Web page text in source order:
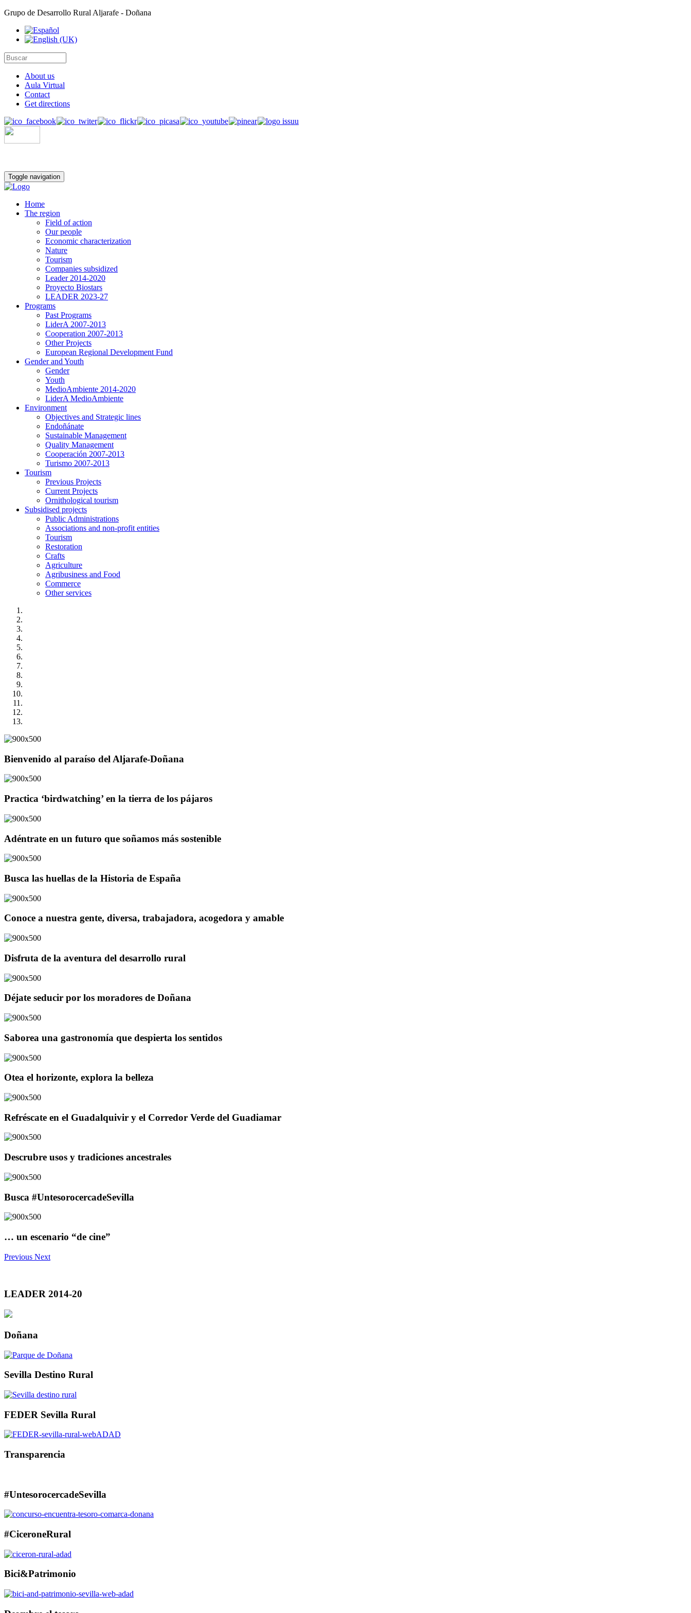
Grupo de Desarrollo Rural Aljarafe - Doñana
About us
Aula Virtual
Contact
Get directions
Toggle navigation
Home
The region
Field of action
Our people
Economic characterization
Nature
Tourism
Companies subsidized
Leader 2014-2020
Proyecto Biostars
LEADER 2023-27
Programs
Past Programs
LiderA 2007-2013
Cooperation 2007-2013
Other Projects
European Regional Development Fund
Gender and Youth
Gender
Youth
MedioAmbiente 2014-2020
LiderA MedioAmbiente
Environment
Objectives and Strategic lines
Endoñánate
Sustainable Management
Quality Management
Cooperación 2007-2013
Turismo 2007-2013
Tourism
Previous Projects
Current Projects
Ornithological tourism
Subsidised projects
Public Administrations
Associations and non-profit entities
Tourism
Restoration
Crafts
Agriculture
Agribusiness and Food
Commerce
Other services
Bienvenido al paraíso del Aljarafe-Doñana
Practica ‘birdwatching’ en la tierra de los pájaros
Adéntrate en un futuro que soñamos más sostenible
Busca las huellas de la Historia de España
Conoce a nuestra gente, diversa, trabajadora, acogedora y amable
Disfruta de la aventura del desarrollo rural
Déjate seducir por los moradores de Doñana
Saborea una gastronomía que despierta los sentidos
Otea el horizonte, explora la belleza
Refréscate en el Guadalquivir y el Corredor Verde del Guadiamar
Descrubre usos y tradiciones ancestrales
Busca #UntesorocercadeSevilla
… un escenario “de cine”
Previous Next
LEADER 2014-20
Doñana
Sevilla Destino Rural
FEDER Sevilla Rural
Transparencia
#UntesorocercadeSevilla
#CiceroneRural
Bici&Patrimonio